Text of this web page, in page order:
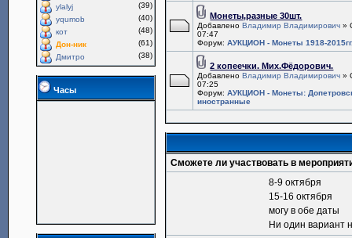
ylalyj
(39)
yqumob
(40)
кот
(48)
Дон-ник
(61)
Дмитро
(38)
Часы
Монеты,разные 30шт.
ДобавленоВладимир Владимирович »
07:47
Форум:АУКЦИОН - Монеты 1918-
2 копеечки. Мих.Фёдорович.
ДобавленоВладимир Владимирович »
07:25
Форум:АУКЦИОН - Монеты:
иностранные
Сможете ли участвовать в
8-9 октября
15-16 октября
могу в обе даты
Ни один вариант